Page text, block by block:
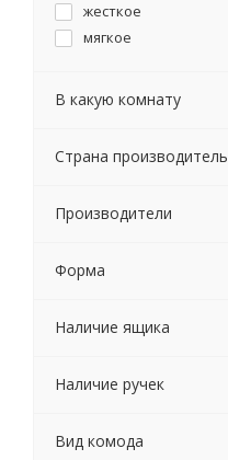
жесткое
мягкое
В какую комнату
Страна производитель
Производители
Форма
Наличие ящика
Наличие ручек
Вид комода